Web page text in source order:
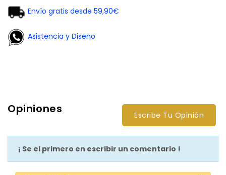
Envío gratis desde 59,90€
Asistencia y Diseño
Opiniones Escribe Tu Opinión
¡ Se el primero en escribir un comentario !